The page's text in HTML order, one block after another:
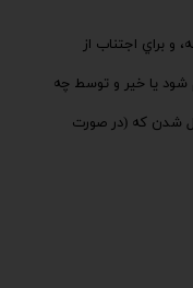
و براي اجتناب از
شود يا خير و توسط چه
شدن كه (در صورت